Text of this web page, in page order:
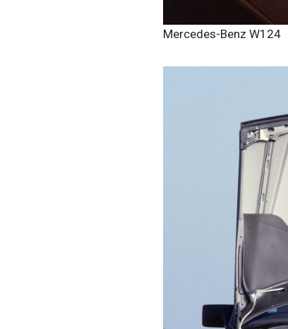
Mercedes-Benz W124